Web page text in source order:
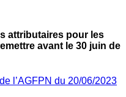
attributaires pour les
avant le 30 juin de
l’AGFPN du 20/06/2023